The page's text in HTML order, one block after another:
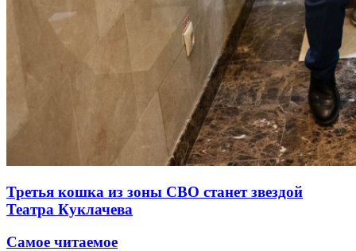
Третья кошка из зоны СВО станет звездой
Театра Куклачева
Самое читаемое